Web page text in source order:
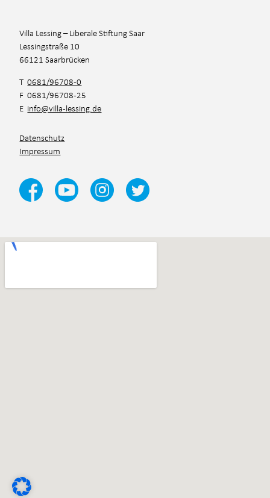
Villa Lessing – Liberale Stiftung Saar
Lessingstraße 10
66121 Saarbrücken
T0681/96708-0
F 0681/96708-25
E info@villa-lessing.de
Datenschutz
Impressum